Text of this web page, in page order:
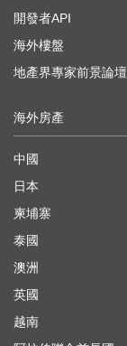
開發者API
海外樓盤
地產界專家前景論壇
海外房產
中國
日本
柬埔寨
泰國
澳洲
英國
越南